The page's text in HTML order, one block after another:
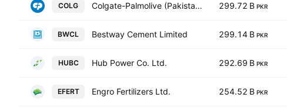
COLG Colgate-Palmolive (Pakistan) Limited 299.72 B PKR
BWCL Bestway Cement Limited 299.14 B PKR
HUBC Hub Power Co. Ltd. 292.69 B PKR
EFERT Engro Fertilizers Ltd. 254.52 B PKR